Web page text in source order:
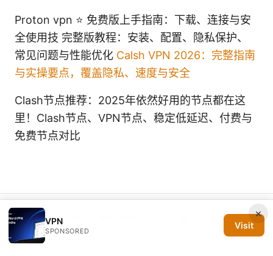
Proton vpn ⭐ 免费版上手指南：下载、连接与安
全使用技 完整版教程：安装、配置、隐私保护、
常见问题与性能优化 Calsh VPN 2026：完整指南
与实操要点，覆盖隐私、速度与安全
Clash节点推荐：2025年依然好用的节点都在这
里！Clash节点、VPN节点、稳定低延迟、付费与
免费节点对比
×
VPN
SPONSORED
Visit
© 2026 Silicon PRSA Media LLC. All rights reserved.